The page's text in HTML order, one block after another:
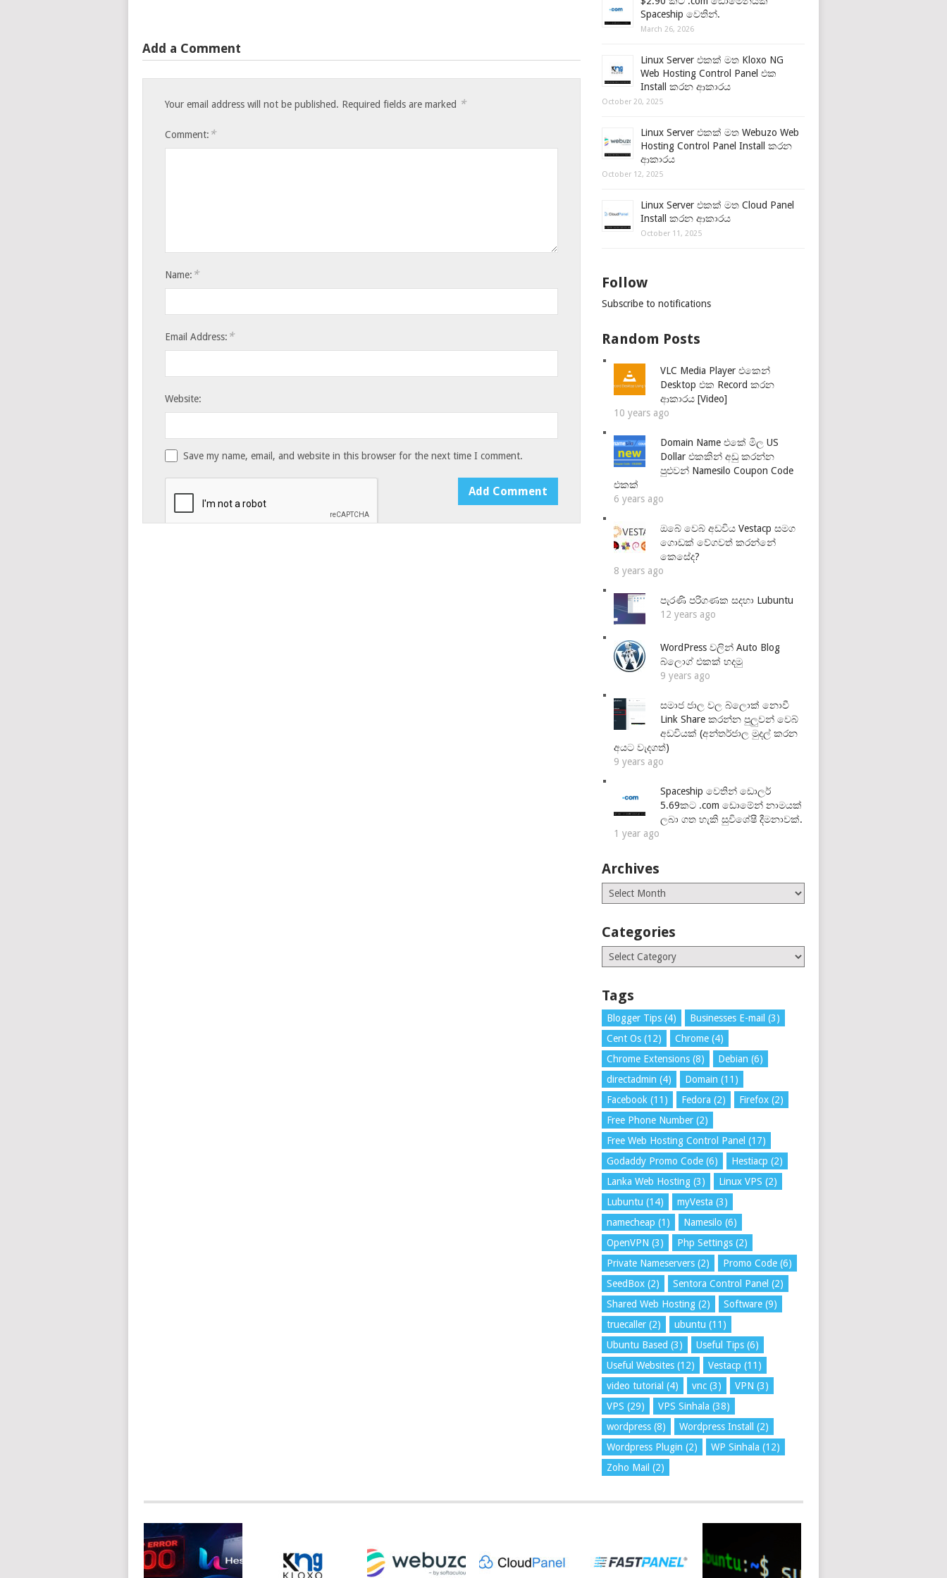
Add a Comment
Your email address will not be published. Required fields are marked *
Comment: *
Name: *
Email Address: *
Website:
Save my name, email, and website in this browser for the next time I comment.
Spaceship වෙතින්.
March 26, 2026
Linux Server එකක් මත Kloxo NG
Web Hosting Control Panel එක
Install කරන ආකාරය
October 20, 2025
Linux Server එකක් මත Webuzo Web
Hosting Control Panel Install කරන
ආකාරය
October 12, 2025
Linux Server එකක් මත Cloud Panel
Install කරන ආකාරය
October 11, 2025
Follow
Subscribe to notifications
Random Posts
VLC Media Player එකෙන්
Desktop එක Record කරන
ආකාරය [Video]
10 years ago
Domain Name එකේ මිල US
Dollar එකකින් අඩු කරන්න
පුළුවන් Namesilo Coupon Code
එකක්
6 years ago
ඔබේ වෙබ් අඩවිය Vestacp සමග
ගොඩක් වේගවත් කරන්නේ
කෙසේද?
8 years ago
පැරණි පරිගණක සදහා Lubuntu
12 years ago
WordPress වලින් Auto Blog
බ්ලොග් එකක් හදමු
9 years ago
සමාජ ජාල වල බ්ලොක් නොවී
Link Share කරන්න පුලුවන් වෙබ්
අඩවියක් (අන්තර්ජාල මුදල් කරන
අයට වැදගත්)
9 years ago
Spaceship වෙතින් ඩොලර්
5.69කට .com ඩොමේන් නාමයක්
ලබා ගත හැකි සුවිශේෂී දීමනාවක්.
1 year ago
Archives
Archives
Categories
Categories
Tags
Blogger Tips (4) Businesses E-mail (3)
Cent Os (12) Chrome (4)
Chrome Extensions (8) Debian (6)
directadmin (4) Domain (11)
Facebook (11) Fedora (2) Firefox (2)
Free Phone Number (2)
Free Web Hosting Control Panel (17)
Godaddy Promo Code (6) Hestiacp (2)
Lanka Web Hosting (3) Linux VPS (2)
Lubuntu (14) myVesta (3)
namecheap (1) Namesilo (6)
OpenVPN (3) Php Settings (2)
Private Nameservers (2) Promo Code (6)
SeedBox (2) Sentora Control Panel (2)
Shared Web Hosting (2) Software (9)
truecaller (2) ubuntu (11)
Ubuntu Based (3) Useful Tips (6)
Useful Websites (12) Vestacp (11)
video tutorial (4) vnc (3) VPN (3)
VPS (29) VPS Sinhala (38)
wordpress (8) Wordpress Install
(2)
Wordpress Plugin (2) WP Sinhala (12)
Zoho Mail (2)